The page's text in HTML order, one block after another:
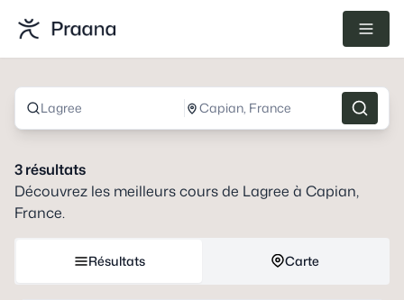
Lagree Capian, France
3résultats
Découvrez les meilleurs cours de Lagree à Capian,
France.
Résultats Carte